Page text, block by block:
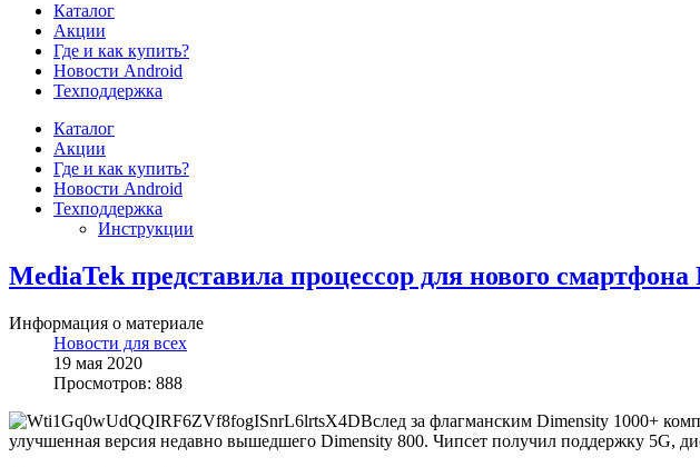
Каталог
Акции
Где и как купить?
Новости Android
Техподдержка
Каталог
Акции
Где и как купить?
Новости Android
Техподдержка
Инструкции
MediaTek представила процессор для нового смартфона
Информация о материале
Новости для всех
19 мая 2020
Просмотров: 888
Вслед за флагманским Dimensity 1000+
улучшенная версия недавно вышедшего Dimensity 800. Чипсет получил поддержку 5G,